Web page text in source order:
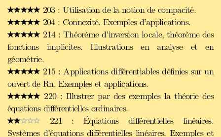
203 : Utilisation de la notion de compacité.
204 : Connexité. Exemples d’applications.
214 : Théorème d’inversion locale, théorème des
fonctions implicites. Illustrations en analyse et en
géométrie.
215 : Applications différentiables définies sur un
ouvert de Rn. Exemples et applications.
220 : Illustrer par des exemples la théorie des
équations différentielles ordinaires.
221 : Équations différentielles linéaires.
Systèmes d’équations différentielles linéaires. Exemples et